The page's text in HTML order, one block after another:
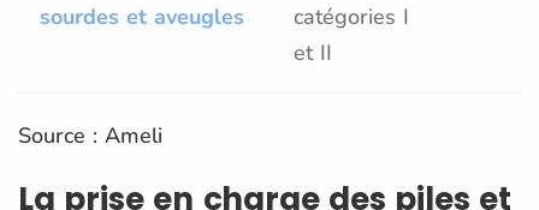
sourdes et aveugles
catégories I
et II
Source : Ameli
La prise en charge des piles et